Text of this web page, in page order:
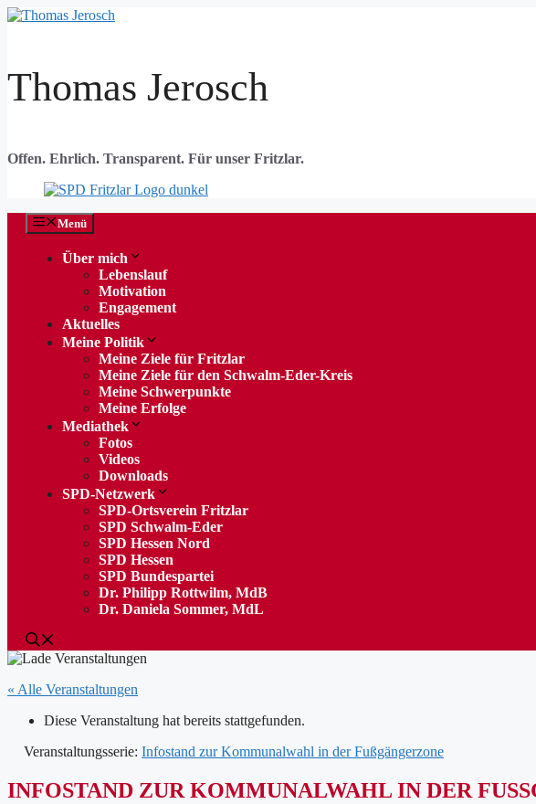
Zum
Thomas Jerosch
Offen. Ehrlich. Transparent. Für unser Fritzlar.
Menü
Über mich
Lebenslauf
Motivation
Engagement
Aktuelles
Meine Politik
Meine Ziele für Fritzlar
Meine Ziele für den Schwalm-Eder-Kreis
Meine Schwerpunkte
Meine Erfolge
Mediathek
Fotos
Videos
Downloads
SPD-Netzwerk
SPD-Ortsverein Fritzlar
SPD Schwalm-Eder
SPD Hessen Nord
SPD Hessen
SPD Bundespartei
Dr. Philipp Rottwilm, MdB
Dr. Daniela Sommer, MdL
« Alle Veranstaltungen
Diese Veranstaltung hat bereits stattgefunden.
Veranstaltungsserie: Infostand zur Kommunalwahl in der Fußgängerzone
INFOSTAND ZUR KOMMUNALWAHL IN DER